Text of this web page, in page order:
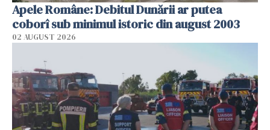
Apele Române: Debitul Dunării ar putea
coborî sub minimul istoric din august 2003
02 AUGUST 2026